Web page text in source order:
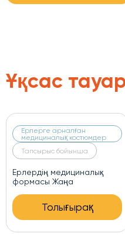
Ұқсас
Ерлерге арналған
медициналық костюмдер
Тапсырыс бойынша
Медициналық форма
Толығырақ